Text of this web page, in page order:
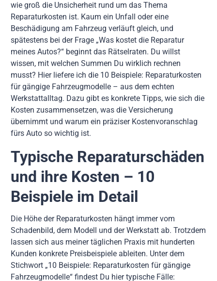
wie groß die Unsicherheit rund um das Thema
Reparaturkosten ist. Kaum ein Unfall oder eine
Beschädigung am Fahrzeug verläuft gleich, und
spätestens bei der Frage „Was kostet die Reparatur
meines Autos?“ beginnt das Rätselraten. Du willst
wissen, mit welchen Summen Du wirklich rechnen
musst? Hier liefere ich die 10 Beispiele: Reparaturkosten
für gängige Fahrzeugmodelle – aus dem echten
Werkstattalltag. Dazu gibt es konkrete Tipps, wie sich die
Kosten zusammensetzen, was die Versicherung
übernimmt und warum ein präziser Kostenvoranschlag
fürs Auto so wichtig ist.
Typische Reparaturschäden
und ihre Kosten – 10
Beispiele im Detail
Die Höhe der Reparaturkosten hängt immer vom
Schadenbild, dem Modell und der Werkstatt ab. Trotzdem
lassen sich aus meiner täglichen Praxis mit hunderten
Kunden konkrete Preisbeispiele ableiten. Unter dem
Stichwort „10 Beispiele: Reparaturkosten für gängige
Fahrzeugmodelle“ findest Du hier typische Fälle: